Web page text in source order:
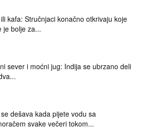
kafa: Stručnjaci konačno otkrivaju koje
je bolje za...
sever i moćni jug: Indija se ubrzano deli
dešava kada pijete vodu sa
svake večeri tokom...